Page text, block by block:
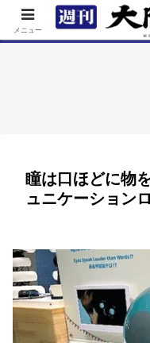
TOP 特集 ニュー
瞳は口ほどに物
ュニケーション
メニュー